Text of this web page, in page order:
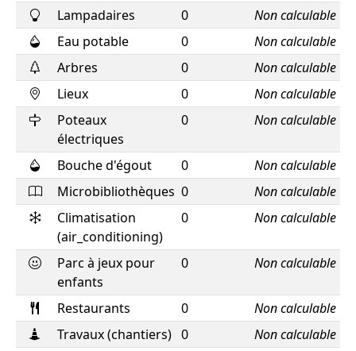
Lampadaires 0
Non calculable
Eau potable
0
Non calculable
Arbres
0
Non calculable
Lieux
0
Non calculable
Poteaux
électriques
0 Non calculable
Bouche d'égout 0
Non calculable
Microbibliothèques 0
Non calculable
Climatisation
(air_conditioning)
0 Non calculable
Parc à jeux pour
enfants
0 Non calculable
Restaurants 0
Non calculable
Travaux (chantiers) 0
Non calculable